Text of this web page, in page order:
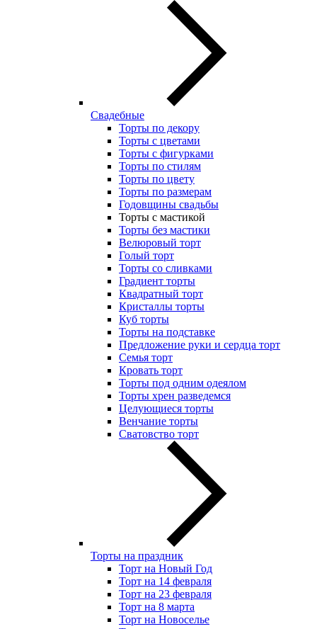
Свадебные
Торты по декору
Торты с цветами
Торты с фигурками
Торты по стилям
Торты по цвету
Торты по размерам
Годовщины свадьбы
Торты с мастикой
Торты без мастики
Велюровый торт
Голый торт
Торты со сливками
Градиент торты
Квадратный торт
Кристаллы торты
Куб торты
Торты на подставке
Предложение руки и сердца торт
Семья торт
Кровать торт
Торты под одним одеялом
Торты хрен разведемся
Целующиеся торты
Венчание торты
Сватовство торт
Торты на праздник
Торт на Новый Год
Торт на 14 февраля
Торт на 23 февраля
Торт на 8 марта
Торт на Новоселье